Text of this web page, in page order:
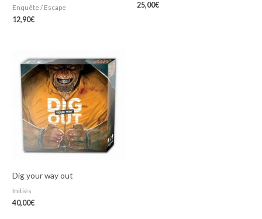
Enquête / Escape
12,90€
25,00€
Dig your way out
Initiés
40,00€